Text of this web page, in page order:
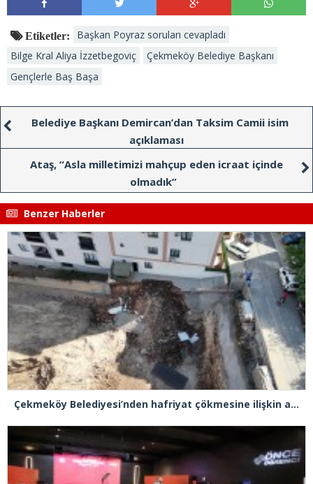
Etiketler:
Başkan Poyraz soruları cevapladı
Bilge Kral Aliya İzzetbegoviç
Çekmeköy Belediye Başkanı
Gençlerle Baş Başa
Belediye Başkanı Demircan’dan Taksim Camii isim
açıklaması
Ataş, “Asla milletimizi mahçup eden icraat içinde
olmadık”
Benzer Haberler
Çekmeköy Belediyesi’nden hafriyat çökmesine ilişkin açıklama